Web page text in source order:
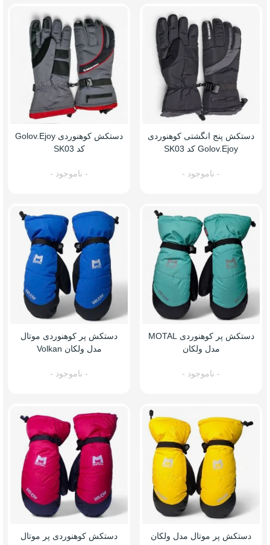
دستکش پنج انگشتی کوهنوردی
Golov.ejoy کد SK03
- ناموجود -
دستکش کوهنوردی Golov.ejoy
کد SK03
- ناموجود -
دستکش پر کوهنوردی MOTAL
مدل ولکان
- ناموجود -
دستکش پر کوهنوردی موتال
مدل ولکان Volkan
- ناموجود -
دستکش پر موتال مدل ولکان
دستکش کوهنوردی پر موتال